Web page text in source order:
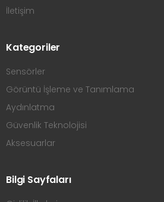
İletişim
Kategoriler
Sensörler
Görüntü İşleme ve Tanımlama
Aydınlatma
Güvenlik Teknolojisi
Aksesuarlar
Bilgi Sayfaları